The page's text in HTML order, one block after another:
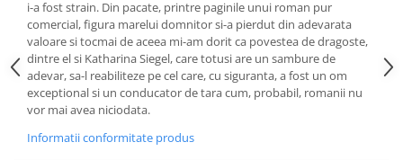
i-a fost strain. Din pacate, printre paginile unui roman pur
comercial, figura marelui domnitor si-a pierdut din adevarata
valoare si tocmai de aceea mi-am dorit ca povestea de dragoste,
dintre el si Katharina Siegel, care totusi are un sambure de
adevar, sa-l reabiliteze pe cel care, cu siguranta, a fost un om
exceptional si un conducator de tara cum, probabil, romanii nu
vor mai avea niciodata.
Informatii conformitate produs